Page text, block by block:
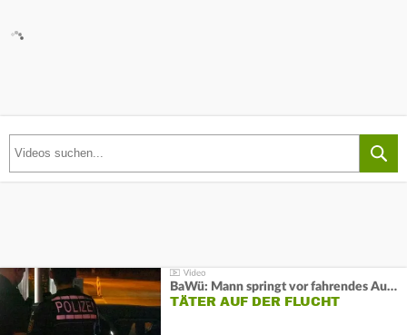
BaWü: Mann springt vor fahrendes Auto und schießt
TÄTER AUF DER FLUCHT